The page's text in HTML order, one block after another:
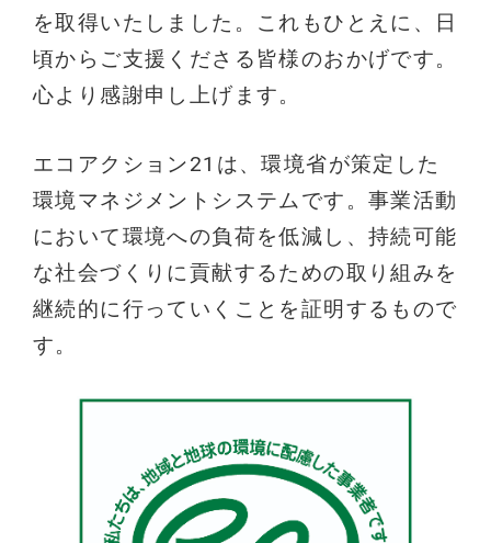
を取得いたしました。これもひとえに、日
頃からご支援くださる皆様のおかげです。
心より感謝申し上げます。
エコアクション21は、環境省が策定した
環境マネジメントシステムです。事業活動
において環境への負荷を低減し、持続可能
な社会づくりに貢献するための取り組みを
継続的に行っていくことを証明するもので
す。